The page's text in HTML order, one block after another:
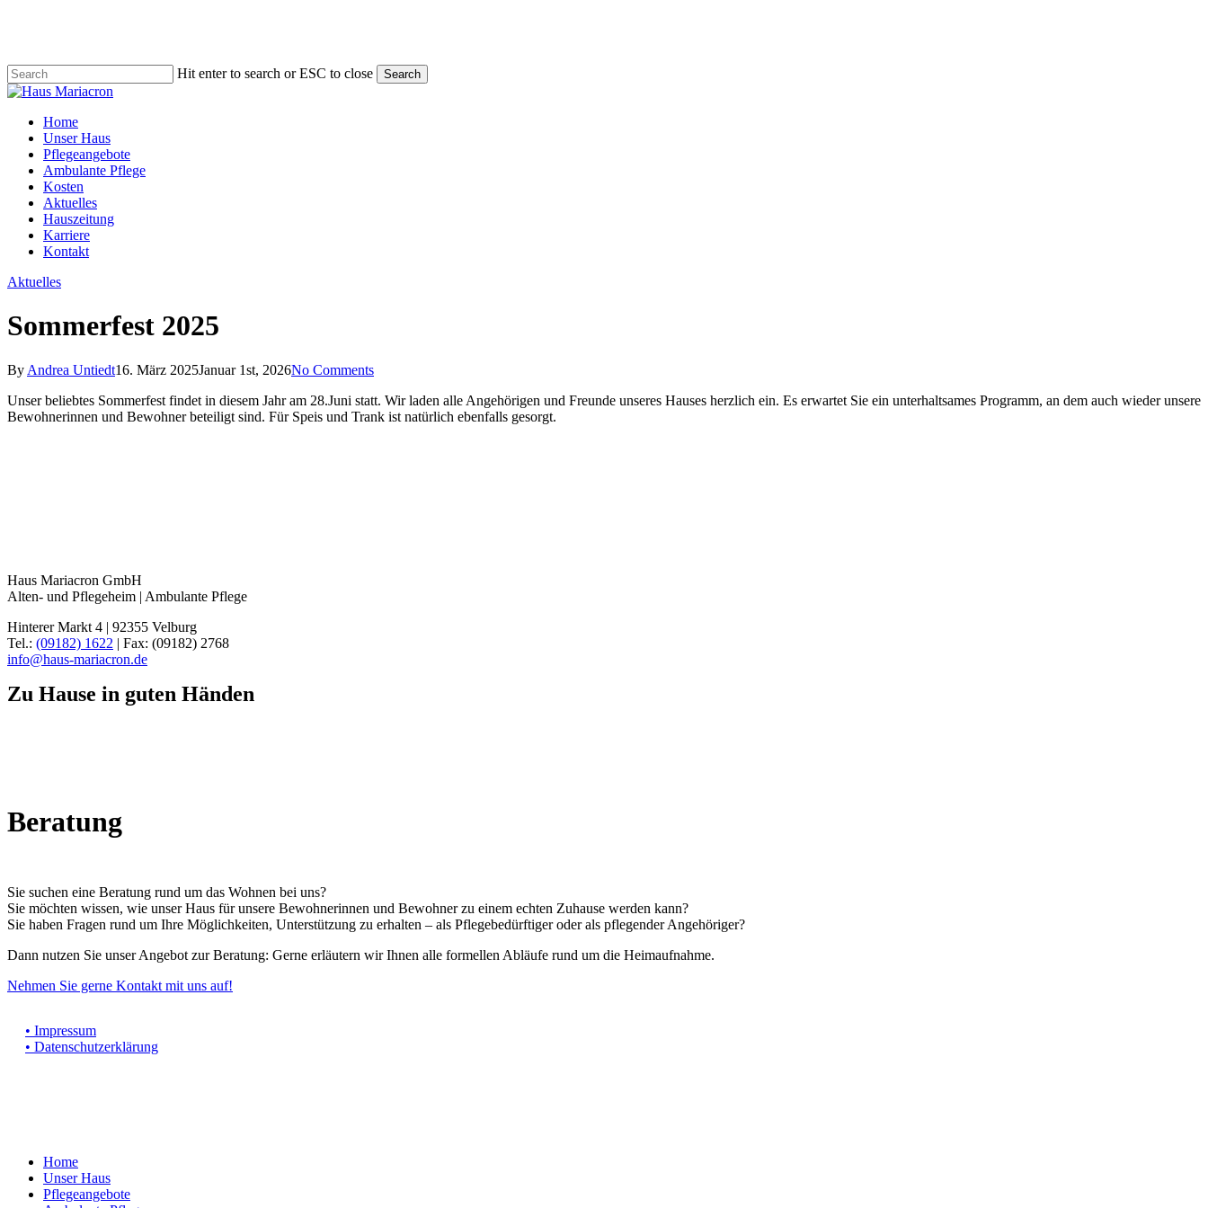
content
Hit enter to search or ESC to close Search
Close
Menu
Home
Unser Haus
Pflegeangebote
Ambulante Pflege
Kosten
Aktuelles
Hauszeitung
Karriere
Kontakt
Aktuelles
Sommerfest 2025
By Andrea Untiedt16. März 2025Januar 1st, 2026No Comments
Unser beliebtes Sommerfest findet in diesem Jahr am 28.Juni statt. Wir laden alle Angehörigen und Freunde unseres Hauses herzlich ein. Es erwartet Sie ein unterhaltsames Programm, an dem auch wieder unsere
Bewohnerinnen und Bewohner beteiligt sind. Für Speis und Trank ist natürlich ebenfalls gesorgt.
Haus Mariacron GmbH
Alten- und Pflegeheim | Ambulante Pflege
Hinterer Markt 4 | 92355 Velburg
Tel.: (09182) 1622 | Fax: (09182) 2768
info@haus-mariacron.de
Zu Hause in guten Händen
Beratung
Sie suchen eine Beratung rund um das Wohnen bei uns?
Sie möchten wissen, wie unser Haus für unsere Bewohnerinnen und Bewohner zu einem echten Zuhause werden kann?
Sie haben Fragen rund um Ihre Möglichkeiten, Unterstützung zu erhalten – als Pflegebedürftiger oder als pflegender Angehöriger?
Dann nutzen Sie unser Angebot zur Beratung: Gerne erläutern wir Ihnen alle formellen Abläufe rund um die Heimaufnahme.
Nehmen Sie gerne Kontakt mit uns auf!
• Impressum
• Datenschutz­erklärung
Close
Menu
Home
Unser Haus
Pflegeangebote